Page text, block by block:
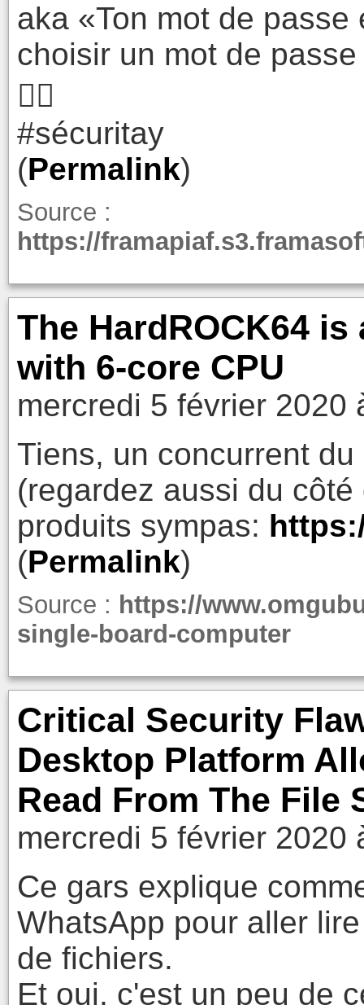
aka «Ton mot de passe
choisir un mot de
🤦‍♂️
#sécuritay
(Permalink)
Source :
https://
The HardROCK64
with 6-core CPU
mercredi 5 février 2020
Tiens, un concurrent
(regardez aussi du
produits sympas:
(Permalink)
Source : https://
single-board-computer
Critical Security
Desktop Platform
Read From The File
mercredi 5 février 2020
Ce gars explique
WhatsApp pour aller
de fichiers.
Et oui, c'est un peu de